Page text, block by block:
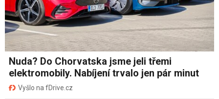
Nuda? Do Chorvatska jsme jeli třemi
elektromobily. Nabíjení trvalo jen pár minut
Vyšlo na fDrive.cz